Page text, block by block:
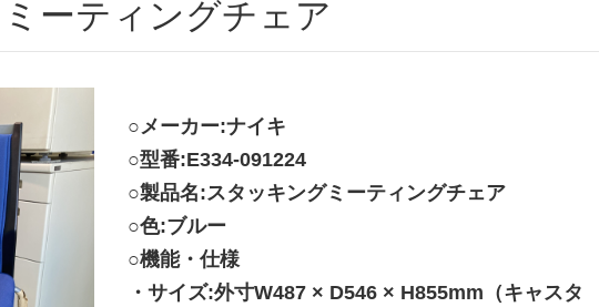
ミーティングチェア
○メーカー:ナイキ
○型番:E334-091224
○製品名:スタッキングミーティングチェア
○色:ブルー
○機能・仕様
・サイズ:外寸W487 × D546 × H855mm（キャスタ